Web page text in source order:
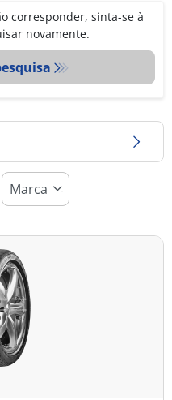
corresponder, sinta-se à
novamente.